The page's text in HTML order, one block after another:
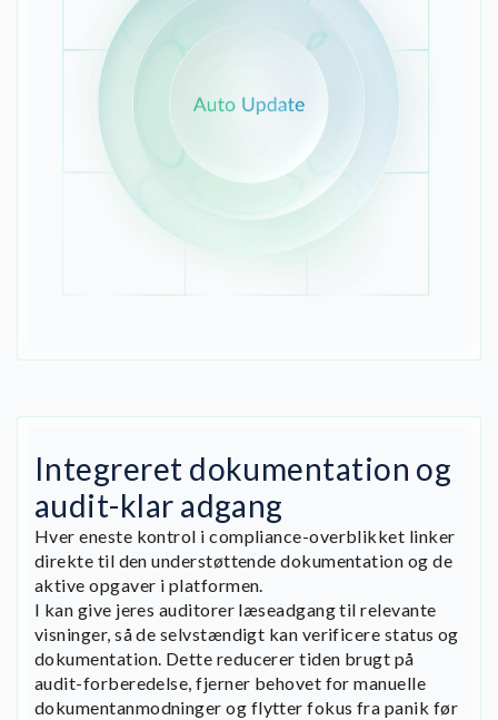
Integreret dokumentation og
audit-klar adgang
Hver eneste kontrol i compliance-overblikket linker
direkte til den understøttende dokumentation og de
aktive opgaver i platformen.
I kan give jeres auditorer læseadgang til relevante
visninger, så de selvstændigt kan verificere status og
dokumentation. Dette reducerer tiden brugt på
audit-forberedelse, fjerner behovet for manuelle
dokumentanmodninger og flytter fokus fra panik før